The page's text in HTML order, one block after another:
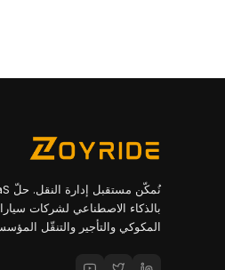
بالذكاء الاصطناعي لشركات
المكوكي والتأجير والتنقّل